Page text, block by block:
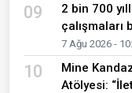
09
2 bin 700
çalışmaları
7 Ağu 2026 -
10
Mine
Atölyesi: